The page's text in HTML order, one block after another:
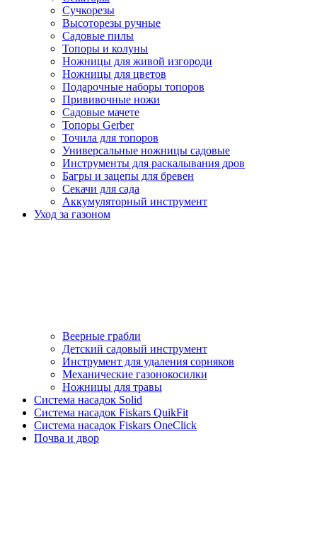
Сучкорезы
Высоторезы ручные
Садовые пилы
Топоры и колуны
Ножницы для живой изгороди
Ножницы для цветов
Подарочные наборы топоров
Прививочные ножи
Садовые мачете
Топоры Gerber
Точила для топоров
Универсальные ножницы садовые
Инструменты для раскалывания дров
Багры и зацепы для бревен
Секачи для сада
Аккумуляторный инструмент
Уход за газоном
Веерные грабли
Детский садовый инструмент
Инструмент для удаления сорняков
Механические газонокосилки
Ножницы для травы
Система насадок Solid
Система насадок Fiskars QuikFit
Система насадок Fiskars OneClick
Почва и двор